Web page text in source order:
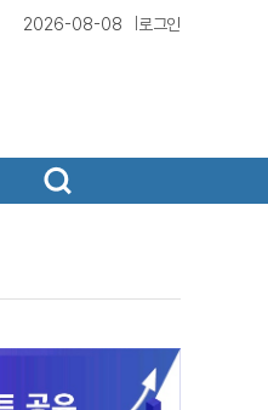
2026-08-08 로그인